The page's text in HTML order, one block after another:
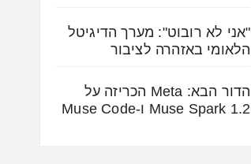
"אני לא רובוט": מערך הדיגיטל
הלאומי באזהרה לציבור
הדור הבא: Meta הכריזה על
Muse Spark 1.2 ו-Muse Code